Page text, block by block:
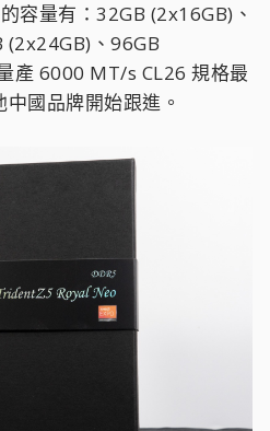
容量有：32GB (2x16GB)、
(2x24GB)、96GB
產 6000 MT/s CL26 規格最
國品牌開始跟進。